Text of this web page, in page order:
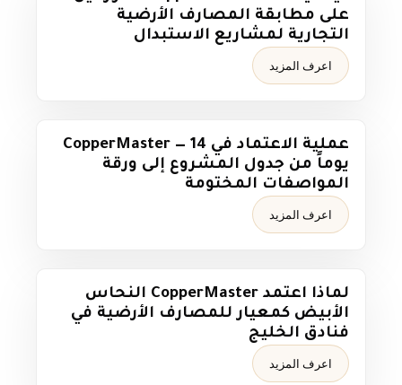
على مطابقة المصارف الأرضية
التجارية لمشاريع الاستبدال
اعرف المزيد
عملية الاعتماد في CopperMaster — 14
يوماً من جدول المشروع إلى ورقة
المواصفات المختومة
اعرف المزيد
لماذا اعتمد CopperMaster النحاس
الأبيض كمعيار للمصارف الأرضية في
فنادق الخليج
اعرف المزيد